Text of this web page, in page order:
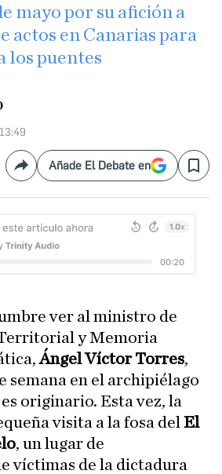
mayo por su afición a
actos en Canarias para
los puentes
CompartirAñade El Debate en Save
ver al ministro de
y Memoria
Ángel Víctor Torres,
semana en el archipiélago
originario. Esta vez, la
visita a la fosa del El
, un lugar de
víctimas de la dictadura